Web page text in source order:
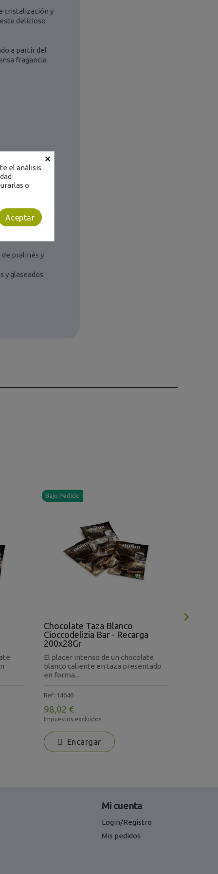
cristalización y
delicioso
a partir del
fragancia
pralinés y
y glaseados.
Chocolate Taza Blanco
Cioccodelizia Bar - Recarga
200x28Gr
El placer intenso de un chocolate
blanco caliente en taza presentado
en forma...
Ref: 14646
98,02 €
Impuestos excluidos
Encargar
Bajo Pedido

Mi cuenta
Login/Registro
Mis pedidos
×
el análisis
o
Aceptar